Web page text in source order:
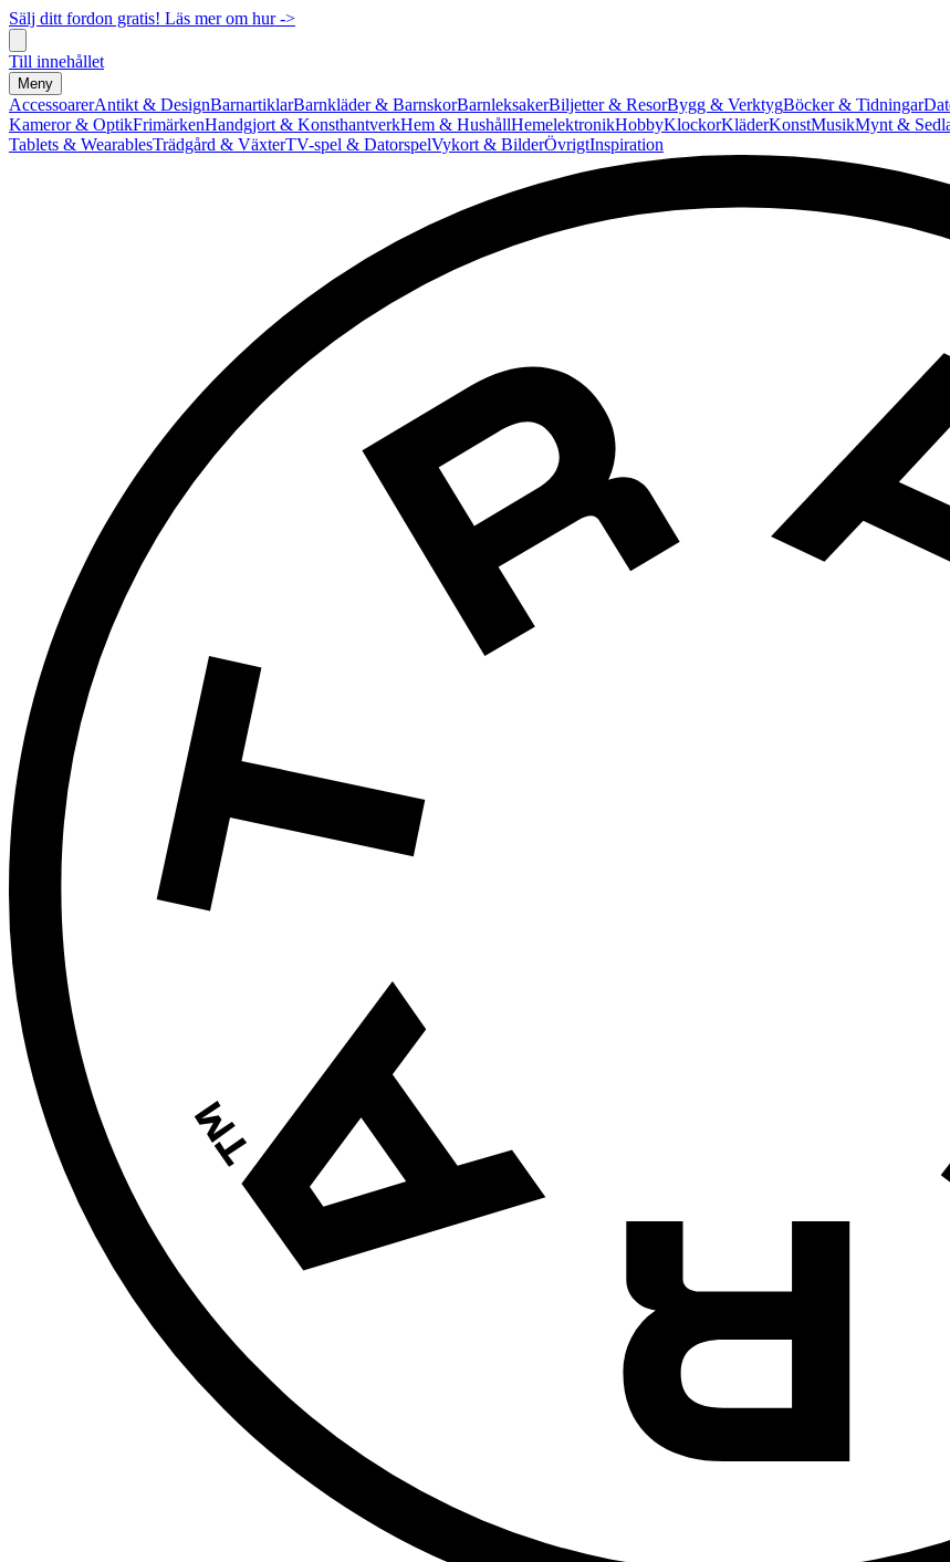
Sälj ditt fordon gratis! Läs mer om hur ->
Till innehållet
Meny
AccessoarerAntikt & DesignBarnartiklarBarnkläder & BarnskorBarnleksakerBiljetter & ResorBygg & VerktygBöcker & Tidningar
Kameror & OptikFrimärkenHandgjort & KonsthantverkHem & HushållHemelektronikHobbyKlockorKläderKonstMusikMynt &
Tablets & WearablesTrädgård & VäxterTV-spel & DatorspelVykort & BilderÖvrigtInspiration